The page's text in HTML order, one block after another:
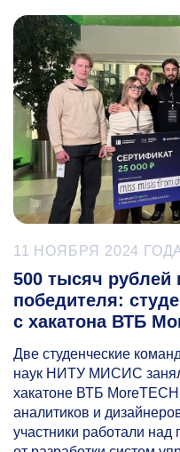
11 НОЯБРЯ 2024
500 тысяч
победителя:
с хакатона ВТБ
Две студенческие
наук НИТУ МИСИС
хакатоне ВТБ
аналитиков и
участники работали над